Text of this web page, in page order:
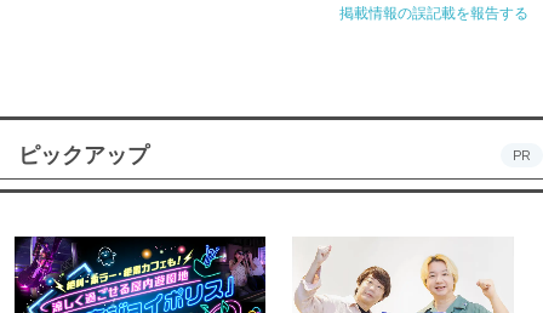
掲載情報の誤記載を報告する
ピックアップ PR